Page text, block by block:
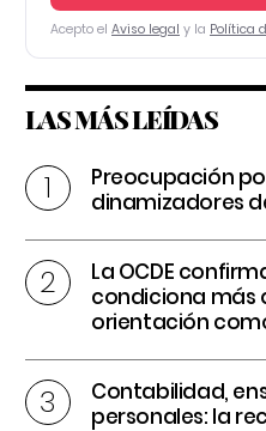
Acepto el Aviso legal y la Política
LAS MÁS LEÍDAS
Preocupación
dinamizadores
La OCDE
condiciona más
orientación
Contabilidad,
personales: la